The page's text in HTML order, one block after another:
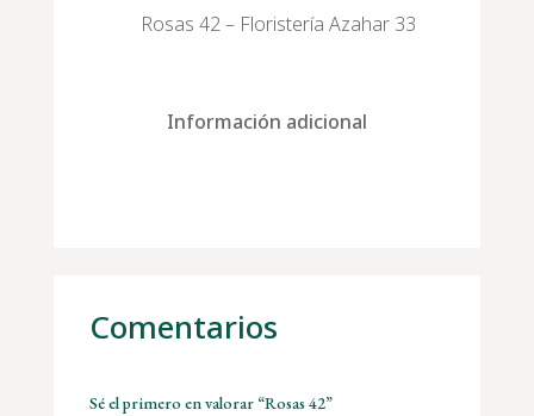
Rosas 42 – Floristería Azahar 33
Información adicional
Comentarios
Sé el primero en valorar “Rosas 42”